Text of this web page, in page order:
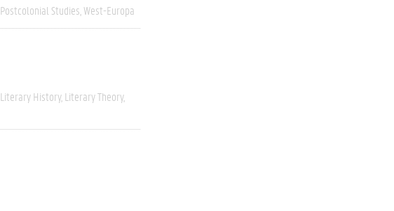
Postcolonial Studies West-Europa
Literary History Literary Theory